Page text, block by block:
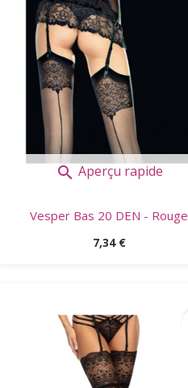
 Aperçu rapide
Vesper Bas 20 DEN - Rouge
Prix
7,34 €